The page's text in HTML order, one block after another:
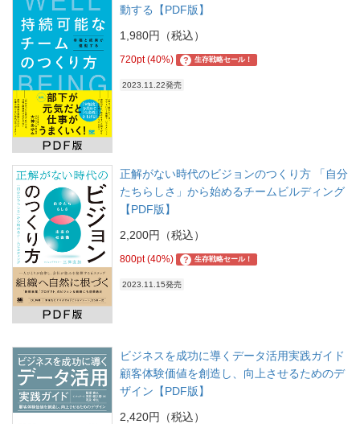
動する【PDF版】
1,980円（税込）
720pt (40%) ? 生存戦略セール！
2023.11.22発売
正解がない時代のビジョンのつくり方 「自分
たちらしさ」から始めるチームビルディング
【PDF版】
2,200円（税込）
800pt (40%) ? 生存戦略セール！
2023.11.15発売
ビジネスを成功に導くデータ活用実践ガイド
顧客体験価値を創造し、向上させるためのデ
ザイン【PDF版】
2,420円（税込）